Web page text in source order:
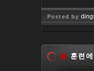
Posted by
봄 훈련